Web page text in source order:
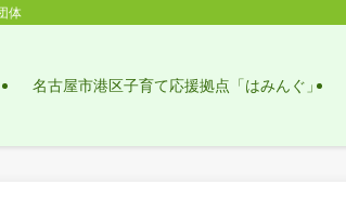
体
名古屋市港区子育て応援拠点「はみんぐ」